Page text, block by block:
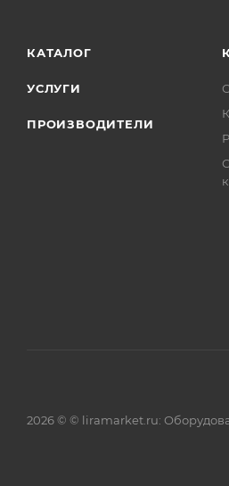
КАТАЛОГ
УСЛУГИ
ПРОИЗВОДИТЕЛИ
2026 © © liramarket.ru: